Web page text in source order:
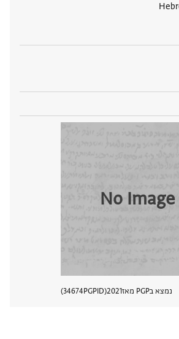
No Image
נמצא בPGP מאז 2021
PGPID
34674